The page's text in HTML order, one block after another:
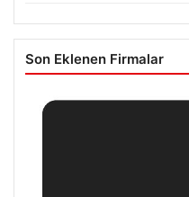
Son Eklenen Firmalar